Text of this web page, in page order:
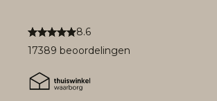
8.6
17389 beoordelingen